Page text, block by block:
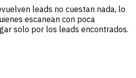
leads no cuestan nada, lo
escanean con poca
solo por los leads encontrados.